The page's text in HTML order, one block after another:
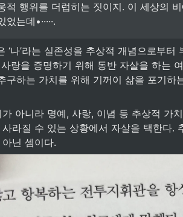
적 행위를 더럽히는 짓이지. 이 세상의
는데•·····.
랑을 증명하기 위해 동반 자살을 하는
하는 가치를 위해 기꺼이 삶을 포기하
사라질 수 있는 상황에서 자살을 택한다.
아닌 셈이다.